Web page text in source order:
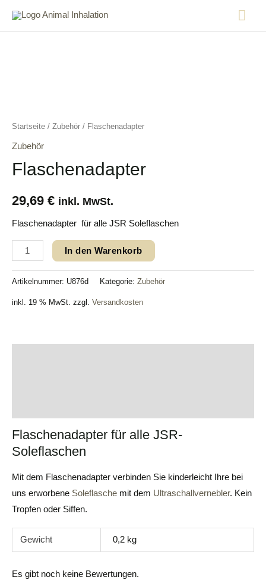
Startseite / Zubehör / Flaschenadapter
Zubehör
Flaschenadapter
29,69 € inkl. MwSt.
Flaschenadapter für alle JSR Soleflaschen
In den Warenkorb
Artikelnummer: U876d Kategorie: Zubehör
inkl. 19 % MwSt. zzgl. Versandkosten
Flaschenadapter für alle JSR-
Soleflaschen
Mit dem Flaschenadapter verbinden Sie kinderleicht Ihre bei
uns erworbene Soleflasche mit dem Ultraschallvernebler. Kein
Tropfen oder Siffen.
Gewicht 0,2 kg
Es gibt noch keine Bewertungen.